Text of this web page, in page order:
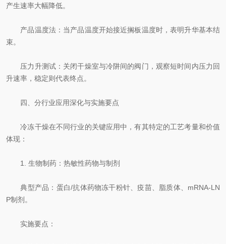
产生速率大幅降低。
产品温度法：当产品温度开始接近搁板温度时，表明升华基本结
束。
压力升测试：关闭干燥室与冷阱间的阀门，观察短时间内压力回
升速率，稳定则代表终点。
四、分行业应用深化与实施要点
冷冻干燥在不同行业的关键应用中，有其特定的工艺考量和价值
体现：
1. 生物制药：热敏性药物与制剂
典型产品：蛋白/抗体药物冻干粉针、疫苗、脂质体、mRNA-LN
P制剂。
实施要点：